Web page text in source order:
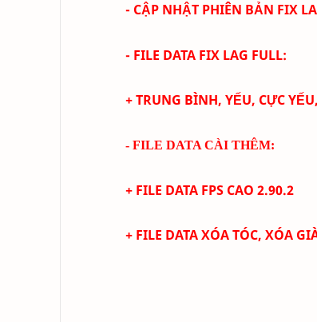
- CẬP NHẬT PHIÊN BẢN FIX
- FILE DATA FIX LAG FULL:
+ TRUNG BÌNH, YẾU, CỰC
- FILE DATA CÀI THÊM:
+ FILE DATA FPS CAO 2.90.2
+ FILE DATA XÓA TÓC, XÓA